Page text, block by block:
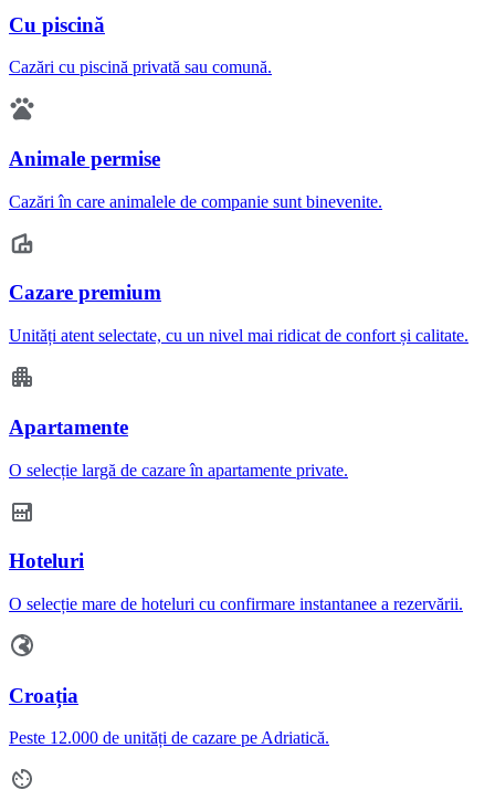
Cu piscină
Cazări cu piscină privată sau comună.
Animale permise
Cazări în care animalele de companie sunt binevenite.
Cazare premium
Unități atent selectate, cu un nivel mai ridicat de confort și calitate.
Apartamente
O selecție largă de cazare în apartamente private.
Hoteluri
O selecție mare de hoteluri cu confirmare instantanee a rezervării.
Croația
Peste 12.000 de unități de cazare pe Adriatică.